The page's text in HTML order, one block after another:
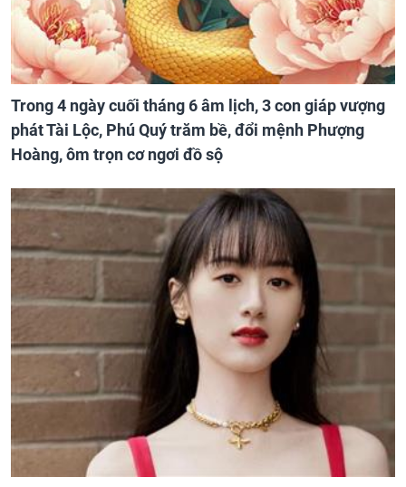
Trong 4 ngày cuối tháng 6 âm lịch, 3 con giáp vượng
phát Tài Lộc, Phú Quý trăm bề, đổi mệnh Phượng
Hoàng, ôm trọn cơ ngơi đồ sộ